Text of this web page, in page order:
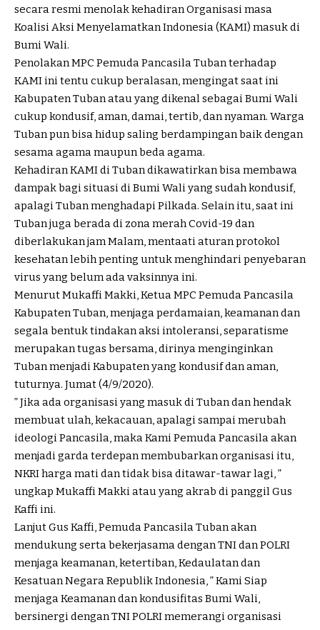
secara resmi menolak kehadiran Organisasi masa
Koalisi Aksi Menyelamatkan Indonesia (KAMI) masuk di
Bumi Wali.
Penolakan MPC Pemuda Pancasila Tuban terhadap
KAMI ini tentu cukup beralasan, mengingat saat ini
Kabupaten Tuban atau yang dikenal sebagai Bumi Wali
cukup kondusif, aman, damai, tertib, dan nyaman. Warga
Tuban pun bisa hidup saling berdampingan baik dengan
sesama agama maupun beda agama.
Kehadiran KAMI di Tuban dikawatirkan bisa membawa
dampak bagi situasi di Bumi Wali yang sudah kondusif,
apalagi Tuban menghadapi Pilkada. Selain itu, saat ini
Tuban juga berada di zona merah Covid-19 dan
diberlakukan jam Malam, mentaati aturan protokol
kesehatan lebih penting untuk menghindari penyebaran
virus yang belum ada vaksinnya ini.
Menurut Mukaffi Makki, Ketua MPC Pemuda Pancasila
Kabupaten Tuban, menjaga perdamaian, keamanan dan
segala bentuk tindakan aksi intoleransi, separatisme
merupakan tugas bersama, dirinya menginginkan
Tuban menjadi Kabupaten yang kondusif dan aman,
tuturnya. Jumat (4/9/2020).
” Jika ada organisasi yang masuk di Tuban dan hendak
membuat ulah, kekacauan, apalagi sampai merubah
ideologi Pancasila, maka Kami Pemuda Pancasila akan
menjadi garda terdepan membubarkan organisasi itu,
NKRI harga mati dan tidak bisa ditawar-tawar lagi, ”
ungkap Mukaffi Makki atau yang akrab di panggil Gus
Kaffi ini.
Lanjut Gus Kaffi, Pemuda Pancasila Tuban akan
mendukung serta bekerjasama dengan TNI dan POLRI
menjaga keamanan, ketertiban, Kedaulatan dan
Kesatuan Negara Republik Indonesia, ” Kami Siap
menjaga Keamanan dan kondusifitas Bumi Wali,
bersinergi dengan TNI POLRI memerangi organisasi